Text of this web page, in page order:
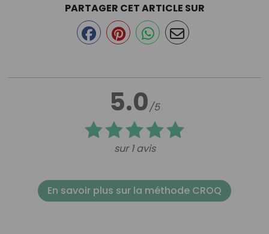
5.0/5
sur 1 avis
PARTAGER CET ARTICLE SUR
En savoir plus sur la méthode CROQ